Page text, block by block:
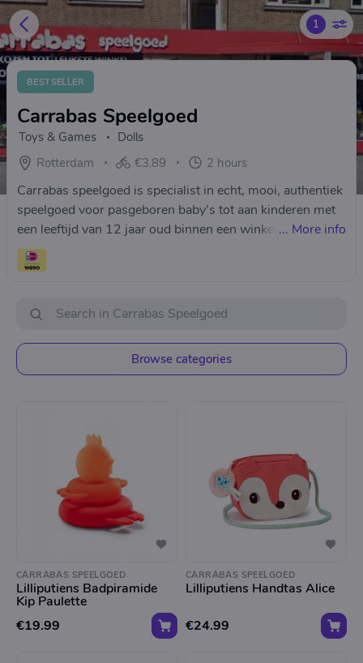
1
BESTSELLER
Carrabas Speelgoed
Toys & Games
Dolls
Rotterdam
€3.89 2 hours
Carrabas speelgoed is specialist in echt, mooi, authentiek
speelgoed voor pasgeboren baby’s tot aan kinderen met
een leeftijd van 12 jaar oud binnen een winkelpand van
245 m².
... More info
Browse categories
CARRABAS SPEELGOED
Lilliputiens Badpiramide
Kip Paulette
€19.99
CARRABAS SPEELGOED
Lilliputiens Handtas Alice
€24.99